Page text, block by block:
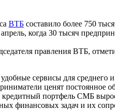
ВТБ составило более 750
когда 30 тысяч
правления ВТБ,
сервисы для
ценят
портфель СМБ
финансовых задач и их